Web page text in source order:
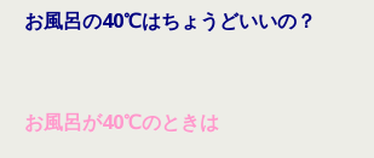
お風呂の40℃はちょうどいいの？
お風呂が40℃のときは